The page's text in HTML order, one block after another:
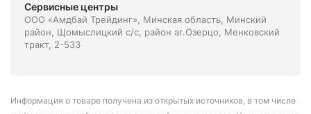
Сервисные центры
ООО «Амдбай Трейдинг», Минская область, Минский
район, Щомыслицкий с/с, район аг.Озерцо, Менковский
тракт, 2-533
Информация о товаре получена из открытых источников, в том числе